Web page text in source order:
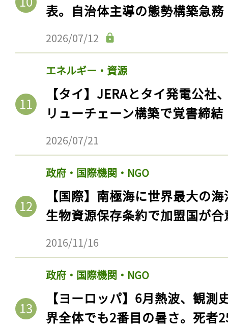
表。自治体主導の態勢構築急務
2026/07/12
エネルギー・資源
【タイ】JERAとタイ発電公社
リューチェーン構築で覚書締結
2026/07/21
政府・国際機関・NGO
【国際】南極海に世界最大の
生物資源保存条約で加盟国が合
2016/11/16
政府・国際機関・NGO
【ヨーロッパ】6月熱波、観
界全体でも2番目の暑さ。死者
記事をお気に入りに
ログインが必
会員登録